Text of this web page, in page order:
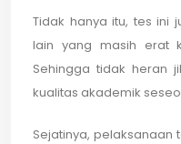
Tidak hanya itu, tes ini
lain yang masih erat
Sehingga tidak heran
kualitas akademik
Sejatinya, pelaksanaan